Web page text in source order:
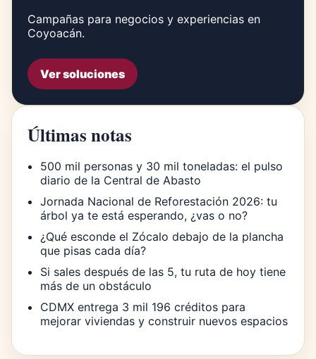
Campañas para negocios y experiencias en
Coyoacán.
Ver soluciones
Últimas notas
500 mil personas y 30 mil toneladas: el pulso
diario de la Central de Abasto
Jornada Nacional de Reforestación 2026: tu
árbol ya te está esperando, ¿vas o no?
¿Qué esconde el Zócalo debajo de la plancha
que pisas cada día?
Si sales después de las 5, tu ruta de hoy tiene
más de un obstáculo
CDMX entrega 3 mil 196 créditos para
mejorar viviendas y construir nuevos espacios